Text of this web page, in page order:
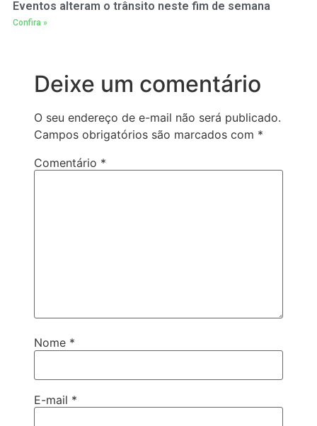
Eventos alteram o trânsito neste fim de semana
Confira »
Deixe um comentário
O seu endereço de e-mail não será publicado.
Campos obrigatórios são marcados com *
Comentário *
Nome *
E-mail *